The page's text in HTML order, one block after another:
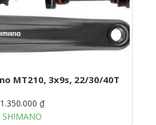
MT210, 3x9s, 22/30/40T
1.350.000 ₫
SHIMANO